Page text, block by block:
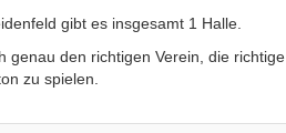
gibt es insgesamt 1 Halle.
genau den richtigen Verein, die
zu spielen.